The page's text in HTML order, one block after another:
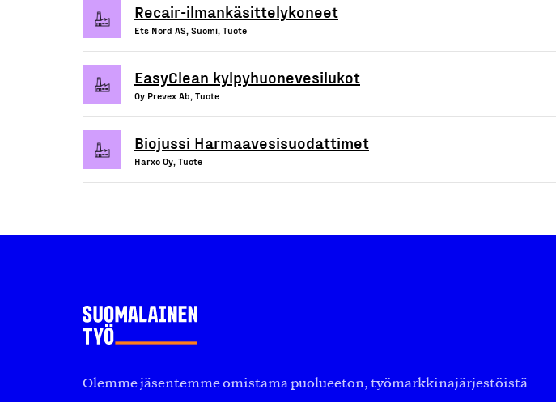
Recair-ilmankäsittelykoneet
Ets Nord AS, Suomi, Tuote
EasyClean kylpyhuonevesilukot
Oy Prevex Ab, Tuote
Biojussi Harmaavesisuodattimet
Harxo Oy, Tuote
Olemme jäsentemme omistama puolueeton, työmarkkinajärjestöistä